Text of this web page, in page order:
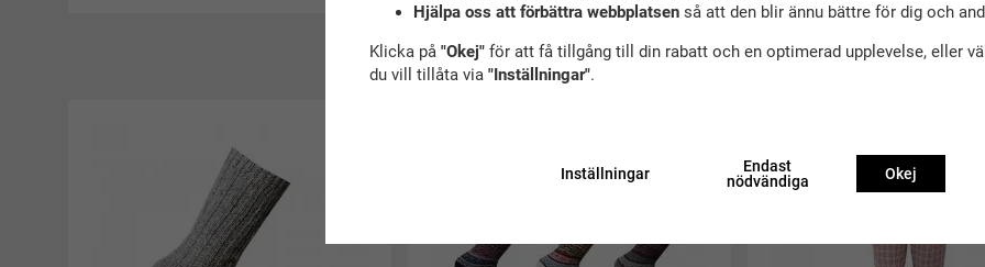
Rekommenderade tillbehör till denna
Hjälpa oss att förbättra webbplatsenså att den blir ännu bättre för dig och
Klicka på "Okej"för att få tillgång till din rabatt och en optimerad upplevelse, eller
du vill tillåta via "Inställningar".
Inställningar
Endast
nödvändiga
Okej